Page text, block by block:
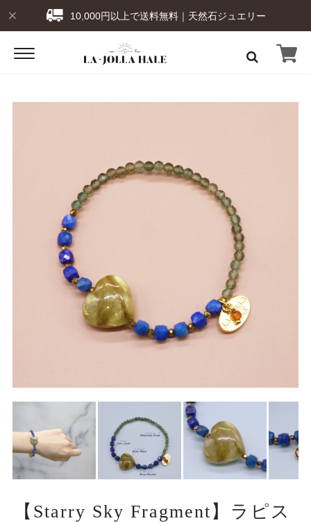
10,000円以上で送料無料｜天然石ジュエリー
【Starry Sky Fragment】ラピス